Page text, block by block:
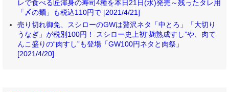
レで食べる匠渾身の寿司4種を本日21日(水)発売～残ったタレ用
「〆の麺」も税込110円で [2021/4/21]
売り切れ御免、スシローのGWは贅沢ネタ「中とろ」「大切り
うなぎ」が税別100円！ スシロー史上初“麹熟成すし”や、肉て
んこ盛りの“肉すし”も登場「GW100円ネタと肉祭」
[2021/4/20]